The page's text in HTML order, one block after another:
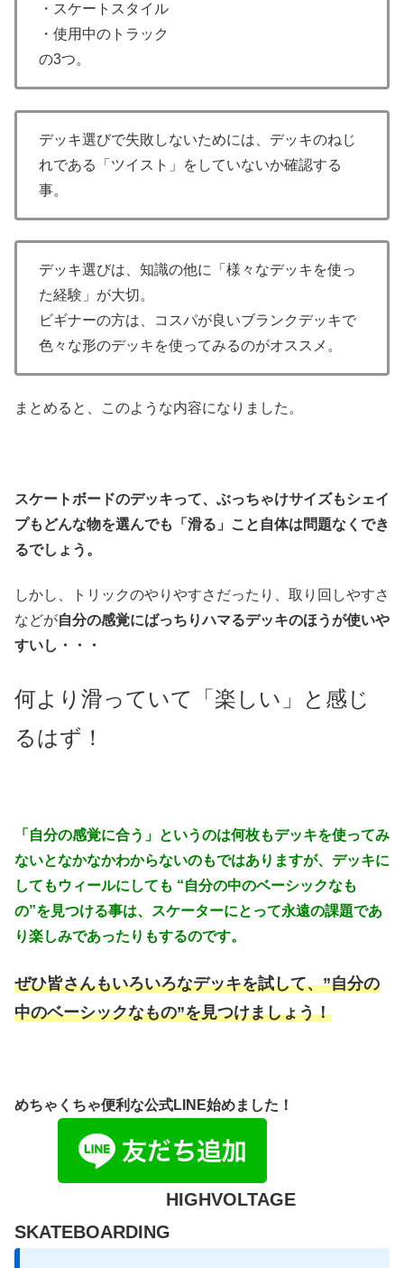
・スケートスタイル
・使用中のトラック
の3つ。
デッキ選びで失敗しないためには、デッキのねじ
れである「ツイスト」をしていないか確認する
事。
デッキ選びは、知識の他に「様々なデッキを使っ
た経験」が大切。
ビギナーの方は、コスパが良いブランクデッキで
色々な形のデッキを使ってみるのがオススメ。
まとめると、このような内容になりました。
スケートボードのデッキって、ぶっちゃけサイズもシェイ
プもどんな物を選んでも「滑る」こと自体は問題なくでき
るでしょう。
しかし、トリックのやりやすさだったり、取り回しやすさ
などが自分の感覚にばっちりハマるデッキのほうが使いや
すいし・・・
何より滑っていて「楽しい」と感じ
るはず！
「自分の感覚に合う」というのは何枚もデッキを使ってみ
ないとなかなかわからないのもではありますが、デッキに
してもウィールにしても “自分の中のベーシックなも
の”を見つける事は、スケーターにとって永遠の課題であ
り楽しみであったりもするのです。
ぜひ皆さんもいろいろなデッキを試して、”自分の
中のベーシックなもの”を見つけましょう！
めちゃくちゃ便利な公式LINE始めました！
HIGHVOLTAGE
SKATEBOARDING